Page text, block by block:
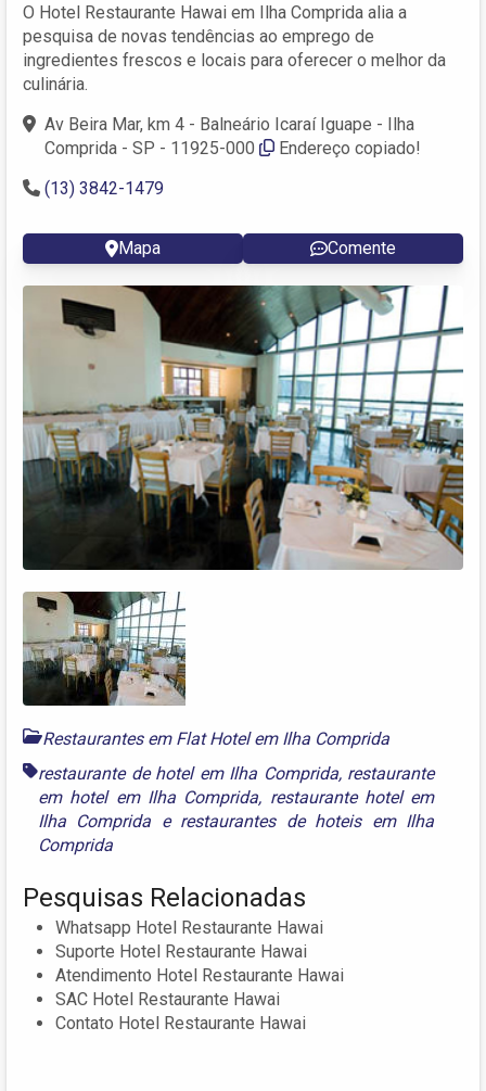
O Hotel Restaurante Hawai em Ilha Comprida alia a
pesquisa de novas tendências ao emprego de
ingredientes frescos e locais para oferecer o melhor da
culinária.
Av Beira Mar, km 4 - Balneário Icaraí Iguape - Ilha
Comprida - SP - 11925-000
Endereço copiado!
(13) 3842-1479
Mapa Comente
Restaurantes em Flat Hotel em Ilha Comprida
restaurante de hotel em Ilha Comprida, restaurante
em hotel em Ilha Comprida, restaurante hotel em
Ilha Comprida e restaurantes de hoteis em Ilha
Comprida
Pesquisas Relacionadas
Whatsapp Hotel Restaurante Hawai
Suporte Hotel Restaurante Hawai
Atendimento Hotel Restaurante Hawai
SAC Hotel Restaurante Hawai
Contato Hotel Restaurante Hawai